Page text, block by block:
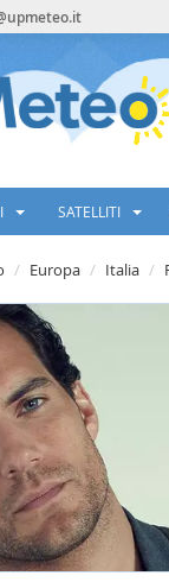
SATELLITI
Europa Italia